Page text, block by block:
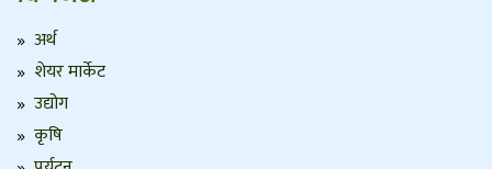
अर्थ
शेयर मार्केट
उद्योग
कृषि